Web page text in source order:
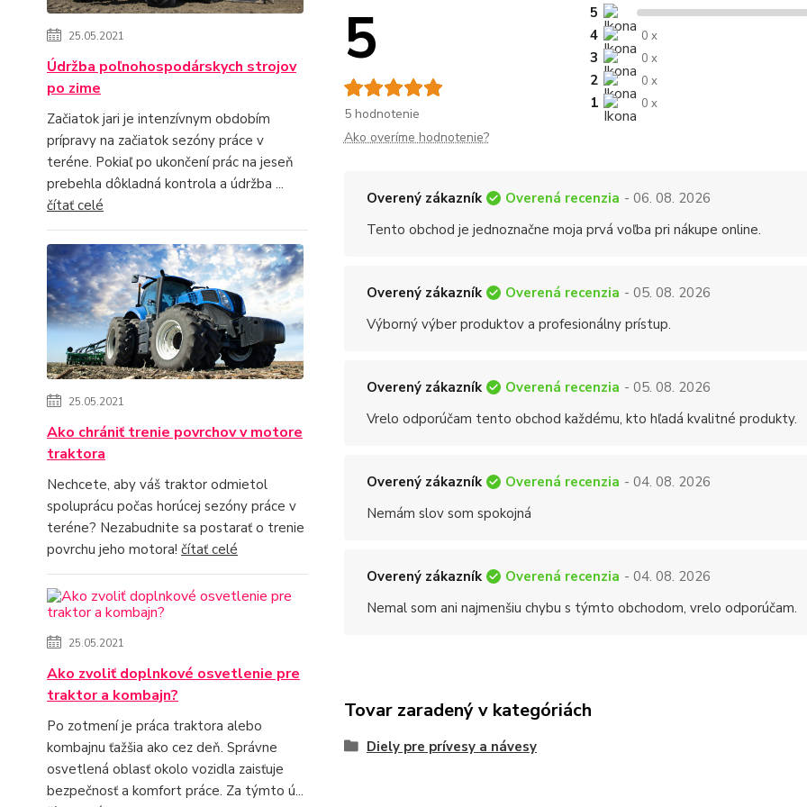
25.05.2021
Údržba poľnohospodárskych strojov
po zime
Začiatok jari je intenzívnym obdobím
prípravy na začiatok sezóny práce v
teréne. Pokiaľ po ukončení prác na jeseň
prebehla dôkladná kontrola a údržba ...
čítať celé
25.05.2021
Ako chrániť trenie povrchov v motore
traktora
Nechcete, aby váš traktor odmietol
spoluprácu počas horúcej sezóny práce v
teréne? Nezabudnite sa postarať o trenie
povrchu jeho motora! čítať celé
25.05.2021
Ako zvoliť doplnkové osvetlenie pre
traktor a kombajn?
Po zotmení je práca traktora alebo
kombajnu ťažšia ako cez deň. Správne
osvetlená oblasť okolo vozidla zaisťuje
bezpečnosť a komfort práce. Za týmto ú...
5
5 hodnotenie
5
4
0 x
3 0 x
2 0 x
1 0 x
Ako overíme hodnotenie?
Overený zákazník Overená recenzia - 06. 08. 2026
Tento obchod je jednoznačne moja prvá voľba pri nákupe online.
Overený zákazník Overená recenzia - 05. 08. 2026
Výborný výber produktov a profesionálny prístup.
Overený zákazník Overená recenzia - 05. 08. 2026
Vrelo odporúčam tento obchod každému, kto hľadá kvalitné produkty.
Overený zákazník Overená recenzia - 04. 08. 2026
Nemám slov som spokojná
Overený zákazník Overená recenzia - 04. 08. 2026
Nemal som ani najmenšiu chybu s týmto obchodom, vrelo odporúčam.
Tovar zaradený v kategóriách
Diely pre prívesy a návesy